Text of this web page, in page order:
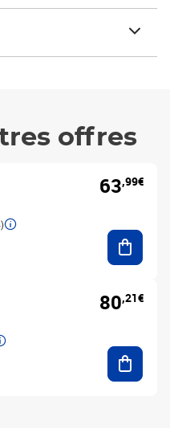
offres
63,99€
80,21€